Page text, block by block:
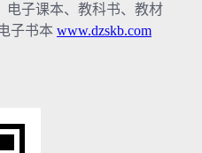
子课本、教科书、教材
子书本 www.dzskb.com